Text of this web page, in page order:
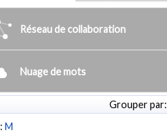
Réseau de collaboration
Nuage de mots
Grouper par:
:M